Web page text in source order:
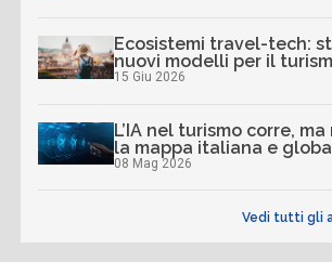
Ecosistemi travel-tech:
nuovi modelli per il
15 Giu 2026
L’IA nel turismo corre,
la mappa italiana e
08 Mag 2026
Vedi tutti gli